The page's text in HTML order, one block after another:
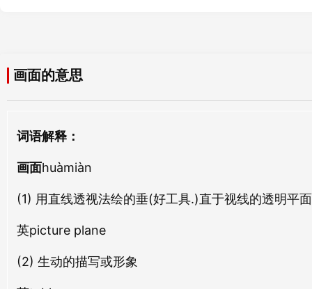
画樯
huà qiáng
画黄
huà huáng
画缯
画采
創面
chuàng miàn
xǐ miàn
大面
dà miàn hú miàn
店面
画面的意思
词语解释：
画面huàmiàn
(1) 用直线透视法绘的垂(好工具.)直于视线的透明平
英picture plane
(2) 生动的描写或形象